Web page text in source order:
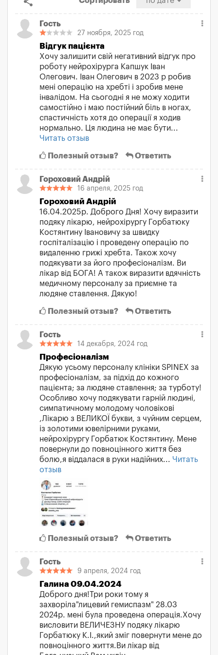
Гость
27 ноября, 2025 год
Відгук пацієнта
Хочу залишити свій негативний відгук про
роботу нейрохірурга Капшук Іван
Олегович. Іван Олегович в 2023 р робив
мені операцію на хребті і зробив мене
інвалідом. На сьогодні я не можу ходити
самостійно і маю постійний біль в ногах,
спастичність хотя до операції я ходив
нормально. Ця людина не має бути...
Читать отзыв
Полезный отзыв? Ответить
Гороховий Андрій
16 апреля, 2025 год
Гороховий Андрій
16.04.2025р. Доброго Дня! Хочу виразити
подяку лікарю, нейрохірургу Горбатюку
Костянтину Івановичу за швидку
госпіталізацію і проведену операцію по
видаленню грижі хребта. Також хочу
подякувати за його професіоналізм. Ви
лікар від БОГА! А також виразити вдячність
медичному персоналу за приємне та
людяне ставлення. Дякую!
Полезный отзыв? Ответить
Гость
14 декабря, 2024 год
Професіоналізм
Дякую усьому персоналу клініки SPINEX за
професіоналізм, за підхід до кожного
пацієнта; за людяне ставлення; за турботу!
Особливо хочу подякувати гарній людині,
симпатичному молодому чоловікові
,Лікарю з ВЕЛИКОЇ букви, з чуйним серцем,
із золотими ювелірними руками,
нейрохірургу Горбатюк Костянтину. Мене
повернули до повноцінного життя без
болю,я віддалася в руки надійних... Читать
отзыв
Полезный отзыв? Ответить
Гость
9 апреля, 2024 год
Галина 09.04.2024
Доброго дня!Три роки тому я
захворіла"лицевий гемиспазм" 28.03
2024р. мені була проведена операція.Хочу
висловити ВЕЛИЧЕЗНУ подяку лікарю
Горбатюку К.І.,який зміг повернути мене до
повноцінного життя.Ви лікар від